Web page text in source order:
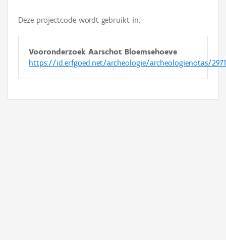
Deze projectcode wordt gebruikt in:
Vooronderzoek Aarschot Bloemsehoeve
https://id.erfgoed.net/archeologie/archeologienotas/